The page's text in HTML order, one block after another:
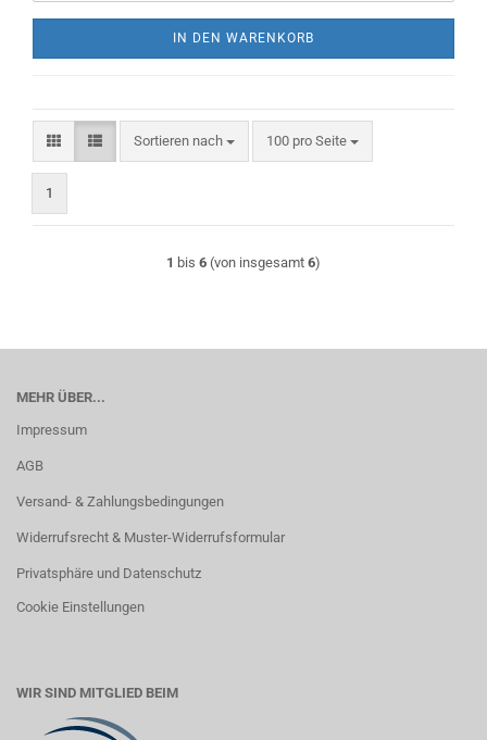
IN DEN WARENKORB
Sortieren nach
Sortieren nach 100 pro Seite
pro Seite
1
1 bis 6 (von insgesamt 6)
MEHR ÜBER...
Impressum
AGB
Versand- & Zahlungsbedingungen
Widerrufsrecht & Muster-Widerrufsformular
Privatsphäre und Datenschutz
Cookie Einstellungen
WIR SIND MITGLIED BEIM